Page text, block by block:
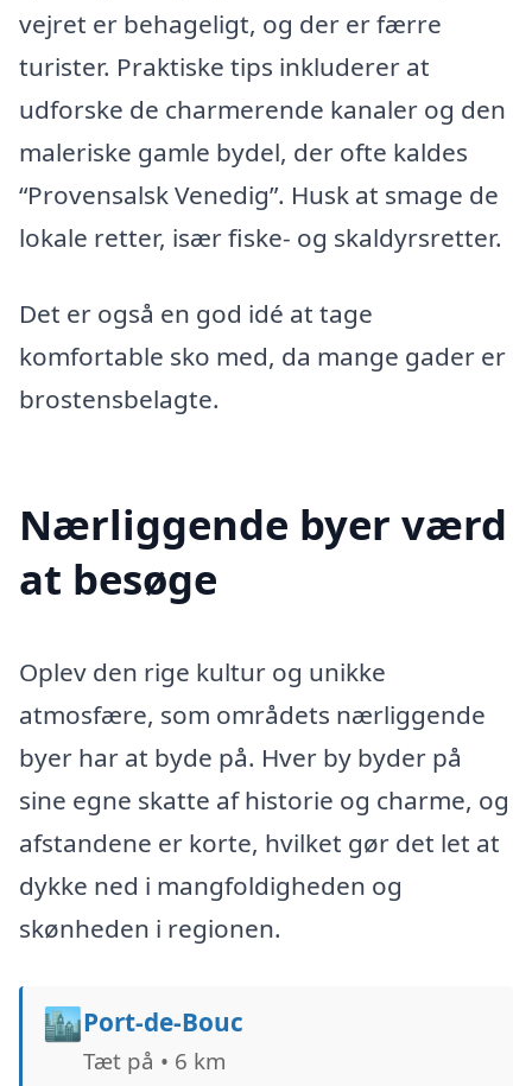
vejret er behageligt, og der er færre
turister. Praktiske tips inkluderer at
udforske de charmerende kanaler og den
maleriske gamle bydel, der ofte kaldes
“Provensalsk Venedig”. Husk at smage de
lokale retter, især fiske- og skaldyrsretter.
Det er også en god idé at tage
komfortable sko med, da mange gader er
brostensbelagte.
Nærliggende byer værd
at besøge
Oplev den rige kultur og unikke
atmosfære, som områdets nærliggende
byer har at byde på. Hver by byder på
sine egne skatte af historie og charme, og
afstandene er korte, hvilket gør det let at
dykke ned i mangfoldigheden og
skønheden i regionen.
🏙️Port-de-Bouc
Tæt på • 6 km